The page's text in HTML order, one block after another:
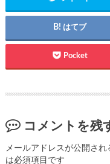
はてブ
Pocket
コメントを残
メールアドレスが公開され
は必須項目です